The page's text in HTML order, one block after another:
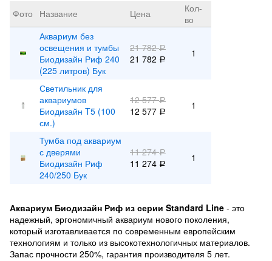
Фото Название Цена
Кол-
во
Аквариум без
освещения и тумбы
Биодизайн Риф 240
(225 литров) Бук
21 782Р
21 782 Р
1
Светильник для
аквариумов
Биодизайн T5 (100
см.)
12 577Р
12 577 Р
1
Тумба под аквариум
с дверями
Биодизайн Риф
240/250 Бук
11 274Р
11 274 Р
1
Аквариум Биодизайн Риф из серии Standard Line - это
надежный, эргономичный аквариум нового поколения,
который изготавливается по современным европейским
технологиям и только из высокотехнологичных материалов.
Запас прочности 250%, гарантия производителя 5 лет.